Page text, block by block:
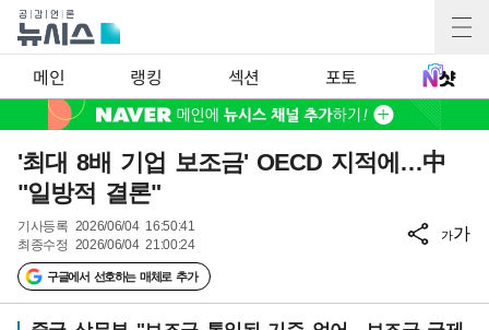
메인 랭킹 섹션 포토
'최대 8배 기업 보조금' OECD 지적에…中
"일방적 결론"
기사등록 2026/06/04 16:50:41
최종수정 2026/06/04 21:00:24
구글에서 선호하는 매체로 추가
가가